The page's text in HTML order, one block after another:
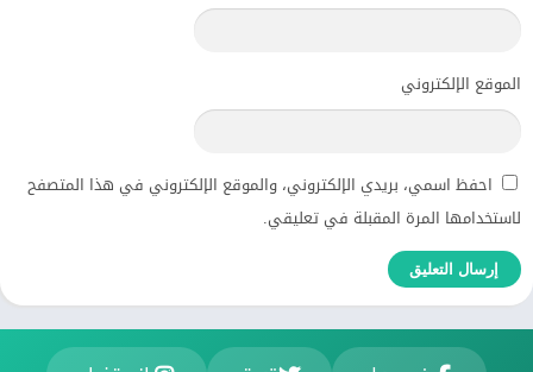
الموقع الإلكتروني
احفظ اسمي، بريدي الإلكتروني، والموقع الإلكتروني في هذا المتصفح
لاستخدامها المرة المقبلة في تعليقي.